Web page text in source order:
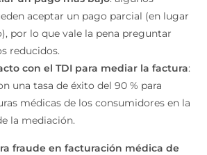
aceptar un pago parcial (en lugar
por lo que vale la pena preguntar
reducidos.
con el TDI para mediar la factura:
una tasa de éxito del 90 % para
médicas de los consumidores en la
la mediación.
fraude en facturación médica de